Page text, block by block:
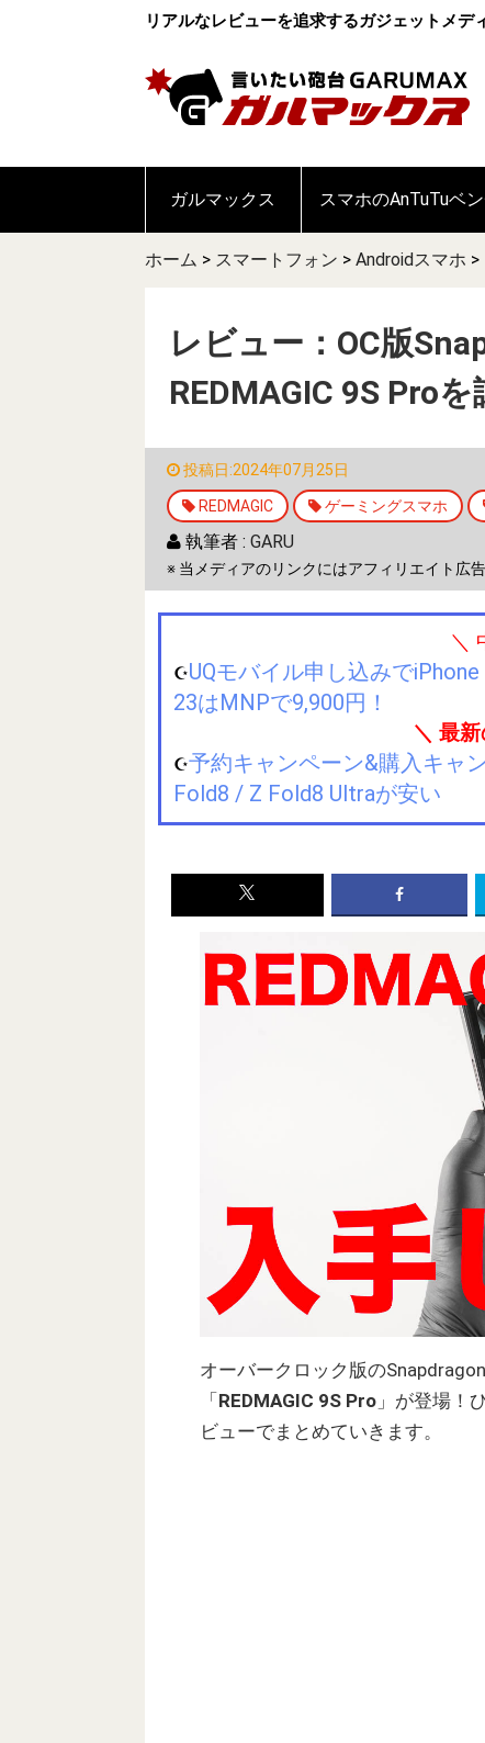
リアルなレビューを追求するガジェットメデ
ガルマックス スマホのAnTuTuベ
ホーム > スマートフォン > Androidスマホ >
レビュー：OC版
REDMAGIC 9S Proを
投稿日:2024年07月25日
REDMAGIC ゲーミングスマホ
執筆者 : GARU
※ 当メディアのリンクにはアフィリエイト広
＼
☪️UQモバイル申し込みで
23はMNPで9,900円！
＼ 最
☪️予約キャンペーン&購入キャ
Fold8 / Z Fold8 Ultraが安い
オーバークロック版の
「REDMAGIC 9S Pro 」が登場！
ビューでまとめていきます。